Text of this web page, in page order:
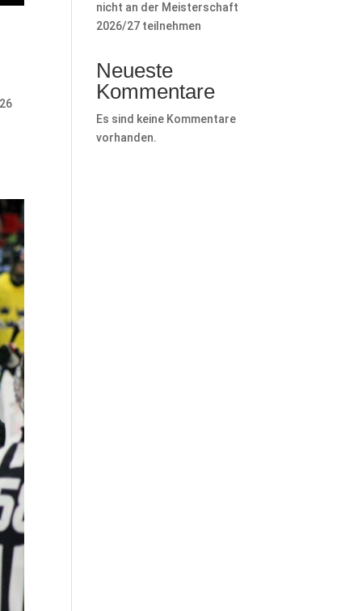
nicht an der Meisterschaft
2026/27 teilnehmen
Neueste
Kommentare
Es sind keine Kommentare
vorhanden.